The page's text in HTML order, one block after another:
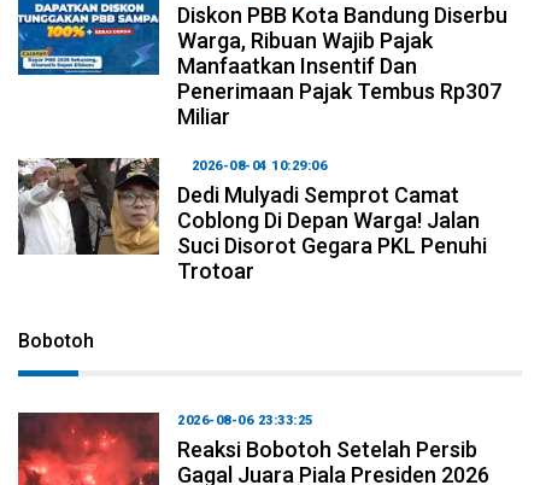
Diskon PBB Kota Bandung Diserbu
Warga, Ribuan Wajib Pajak
Manfaatkan Insentif Dan
Penerimaan Pajak Tembus Rp307
Miliar
2026-08-04 10:29:06
Dedi Mulyadi Semprot Camat
Coblong Di Depan Warga! Jalan
Suci Disorot Gegara PKL Penuhi
Trotoar
Bobotoh
2026-08-06 23:33:25
Reaksi Bobotoh Setelah Persib
Gagal Juara Piala Presiden 2026